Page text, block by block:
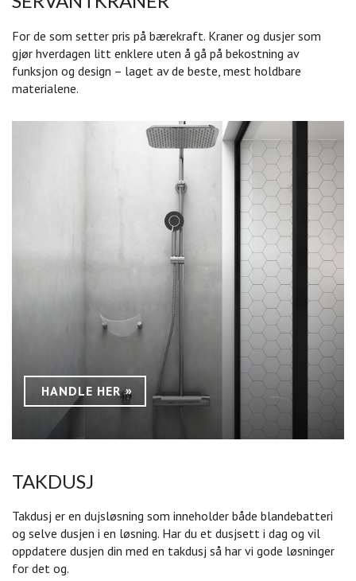
For de som setter pris på bærekraft. Kraner og dusjer som
gjør hverdagen litt enklere uten å gå på bekostning av
funksjon og design – laget av de beste, mest holdbare
materialene.
HANDLE HER
TAKDUSJ
Takdusj er en dujsløsning som inneholder både blandebatteri
og selve dusjen i en løsning. Har du et dusjsett i dag og vil
oppdatere dusjen din med en takdusj så har vi gode løsninger
for det og.